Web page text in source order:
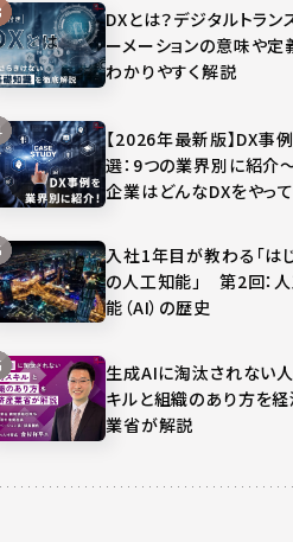
DXとは？デジタルトラン
ーメーションの意味や定
わかりやすく解説
【2026年最新版】DX事
選：9つの業界別に紹介
企業はどんなDXをやっ
入社1年目が教わる「は
の人工知能」 第2回：
能（AI）の歴史
生成AIに淘汰されない
キルと組織のあり方を
業省が解説